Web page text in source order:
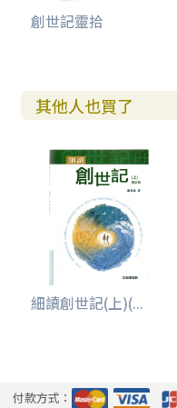
創世記靈拾
其他人也買了
細讀創世記(上)(...
付款方式：